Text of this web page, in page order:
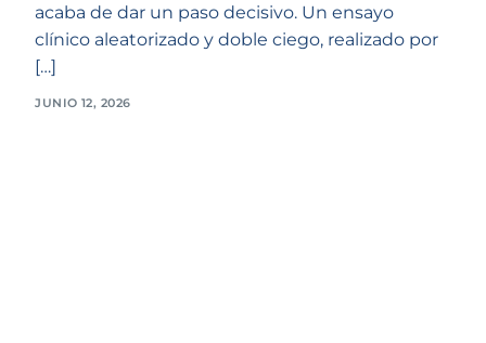
acaba de dar un paso decisivo. Un ensayo
clínico aleatorizado y doble ciego, realizado por
[…]
JUNIO 12, 2026